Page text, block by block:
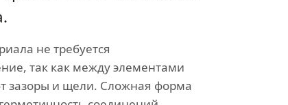
не требуется
так как между элементами
зазоры и щели. Сложная форма